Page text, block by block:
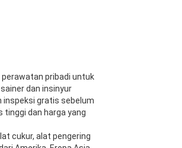
perawatan pribadi untuk
dan insinyur
inspeksi gratis sebelum
dan harga yang
cukur, alat pengering